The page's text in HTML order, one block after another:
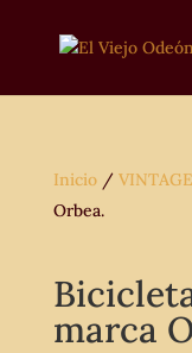
Inicio/ VINTAGE
Orbea.
marca